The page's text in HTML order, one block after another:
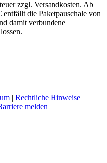
zzgl. Versandkosten. Ab
die Paketpauschale von
damit verbundene
| Rechtliche Hinweise|
melden